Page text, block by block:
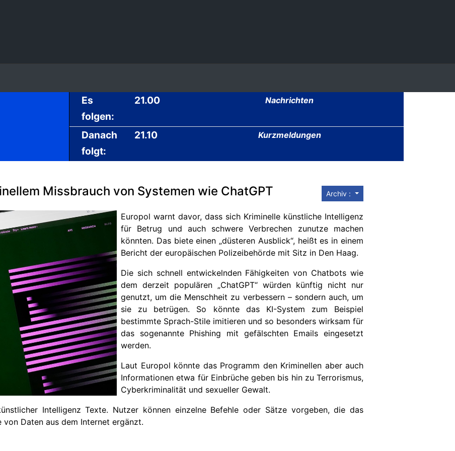
Es
folgen:
21.00 Nachrichten
Danach
folgt:
21.10 Kurzmeldungen
Archiv :
Missbrauch von Systemen wie ChatGPT
Europol warnt davor, dass sich Kriminelle künstliche Intelligenz
für Betrug und auch schwere Verbrechen zunutze machen
könnten. Das biete einen „düsteren Ausblick“, heißt es in einem
Bericht der europäischen Polizeibehörde mit Sitz in Den Haag.
Die sich schnell entwickelnden Fähigkeiten von Chatbots wie
dem derzeit populären „ChatGPT“ würden künftig nicht nur
genutzt, um die Menschheit zu verbessern – sondern auch, um
sie zu betrügen. So könnte das KI-System zum Beispiel
bestimmte Sprach-Stile imitieren und so besonders wirksam für
das sogenannte Phishing mit gefälschten Emails eingesetzt
werden.
Laut Europol könnte das Programm den Kriminellen aber auch
Informationen etwa für Einbrüche geben bis hin zu Terrorismus,
Cyberkriminalität und sexueller Gewalt.
Intelligenz Texte. Nutzer können einzelne Befehle oder Sätze vorgeben, die das
Daten aus dem Internet ergänzt.